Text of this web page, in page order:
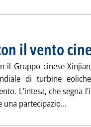
il vento
il Gruppo cinese
di turbine
L'intesa, che segna
una partecipazio...